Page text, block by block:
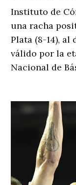
Instituto de
una racha
Plata (8-14),
válido por la
Nacional de